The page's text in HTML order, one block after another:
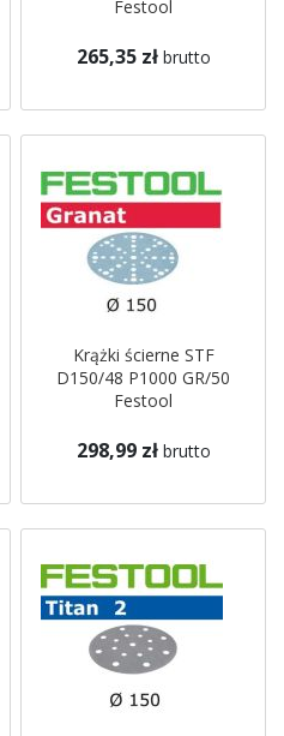
Festool
265,35 zł brutto
Krążki ścierne STF
D150/48 P1000 GR/50
Festool
298,99 zł brutto